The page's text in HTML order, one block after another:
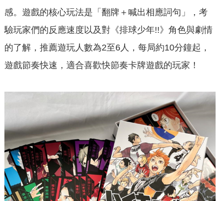
感。遊戲的核心玩法是「翻牌＋喊出相應詞句」，考
驗玩家們的反應速度以及對《排球少年!!》角色與劇情
的了解，推薦遊玩人數為2至6人，每局約10分鐘起，
遊戲節奏快速，適合喜歡快節奏卡牌遊戲的玩家！